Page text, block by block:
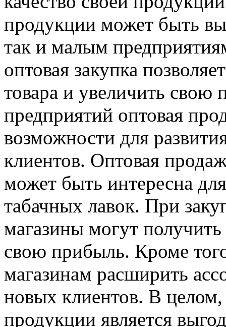
продукции может быть
так и малым
оптовая закупка
товара и увеличить
предприятий оптовая
возможности для
клиентов. Оптовая
может быть интересна
табачных лавок. При
магазины могут
свою прибыль. Кроме
магазинам расширить
новых клиентов. В
продукции является